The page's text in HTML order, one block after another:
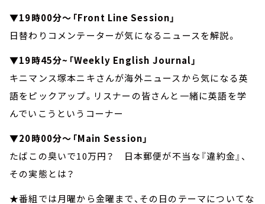
▼19時00分～「Front Line Session」
日替わりコメンテーターが気になるニュースを解説。
▼19時45分~「Weekly English Journal」
キニマンス塚本ニキさんが海外ニュースから気になる英
語をピックアップ。リスナーの皆さんと一緒に英語を学
んでいこうというコーナー
▼20時00分～「Main Session」
たばこの臭いで10万円？ 日本郵便が不当な『違約金』、
その実態とは？
★番組では月曜から金曜まで、その日のテーマについてな